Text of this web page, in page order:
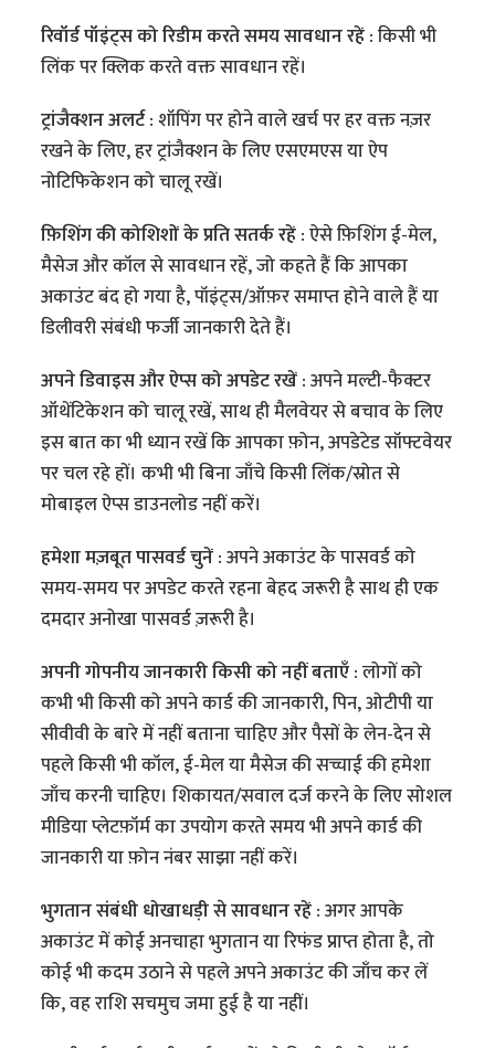
रिवॉर्ड पॉइंट्स को रिडीम करते समय सावधान रहें :किसी भी
लिंक पर क्लिक करते वक्त सावधान रहें।
ट्रांजैक्शन अलर्ट :शॉपिंग पर होने वाले खर्च पर हर वक्त नज़र
रखने के लिए, हर ट्रांजैक्शन के लिए एसएमएस या ऐप
नोटिफिकेशन को चालू रखें।
फ़िशिंग की कोशिशों के प्रति सतर्क रहें :ऐसे फ़िशिंग ई-मेल,
मैसेज और कॉल से सावधान रहें, जो कहते हैं कि आपका
अकाउंट बंद हो गया है, पॉइंट्स/ऑफ़र समाप्त होने वाले हैं या
डिलीवरी संबंधी फर्जी जानकारी देते हैं।
अपने डिवाइस और ऐप्स को अपडेट रखें :अपने मल्टी-फैक्टर
ऑथेंटिकेशन को चालू रखें, साथ ही मैलवेयर से बचाव के लिए
इस बात का भी ध्यान रखें कि आपका फ़ोन, अपडेटेड सॉफ्टवेयर
पर चल रहे हों। कभी भी बिना जाँचे किसी लिंक/स्रोत से
मोबाइल ऐप्स डाउनलोड नहीं करें।
हमेशा मज़बूत पासवर्ड चुनें :अपने अकाउंट के पासवर्ड को
समय-समय पर अपडेट करते रहना बेहद जरूरी है साथ ही एक
दमदार अनोखा पासवर्ड ज़रूरी है।
अपनी गोपनीय जानकारी किसी को नहीं बताएँ :लोगों को
कभी भी किसी को अपने कार्ड की जानकारी, पिन, ओटीपी या
सीवीवी के बारे में नहीं बताना चाहिए और पैसों के लेन-देन से
पहले किसी भी कॉल, ई-मेल या मैसेज की सच्चाई की हमेशा
जाँच करनी चाहिए। शिकायत/सवाल दर्ज करने के लिए सोशल
मीडिया प्लेटफ़ॉर्म का उपयोग करते समय भी अपने कार्ड की
जानकारी या फ़ोन नंबर साझा नहीं करें।
भुगतान संबंधी धोखाधड़ी से सावधान रहें :अगर आपके
अकाउंट में कोई अनचाहा भुगतान या रिफंड प्राप्त होता है, तो
कोई भी कदम उठाने से पहले अपने अकाउंट की जाँच कर लें
कि, वह राशि सचमुच जमा हुई है या नहीं।